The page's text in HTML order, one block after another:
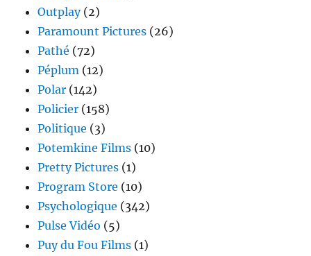
Outplay(2)
Paramount Pictures (26)
Pathé (72)
Péplum (12)
Polar (142)
Policier (158)
Politique (3)
Potemkine Films (10)
Pretty Pictures (1)
Program Store (10)
Psychologique (342)
Pulse Vidéo (5)
Puy du Fou Films (1)